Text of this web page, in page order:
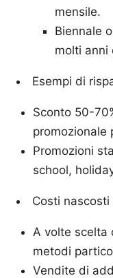
mensile.
Biennale
molti anni
Esempi di
Sconto 50-
promozionale
Promozioni
school,
Costi nascosti
A volte scelta
metodi
Vendite di